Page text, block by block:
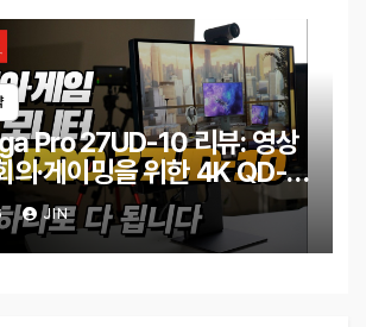
Pro 27UD-10 리뷰: 영상
의·게이밍을 위한 4K QD-
터 JIN